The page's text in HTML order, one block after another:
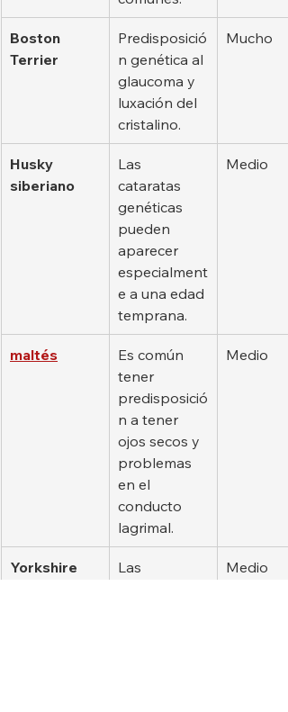
Boston
Terrier
Predisposició
n genética al
glaucoma y
luxación del
cristalino.
Mucho
Husky
siberiano
Las
cataratas
genéticas
pueden
aparecer
especialment
e a una edad
temprana.
Medio
maltés
Es común
tener
predisposició
n a tener
ojos secos y
problemas
en el
conducto
lagrimal.
Medio
Yorkshire
Las
Medio